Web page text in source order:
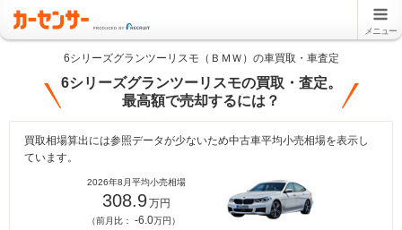
メニュー
6シリーズグランツーリスモ（ＢＭＷ）の車買取・車査定
6シリーズグランツーリスモの買取・査定。
最高額で売却するには？
買取相場算出には参照データが少ないため中古車平均小売相場を表示し
ています。
2026年8月平均小売相場
308.9万円
（前月比： -6.0万円）